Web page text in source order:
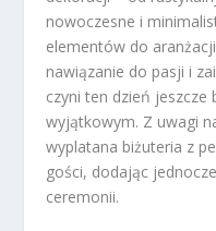
nowoczesne i
elementów do
nawiązanie do pasji i
czyni ten dzień jeszcze
wyjątkowym. Z uwagi
wyplatana biżuteria z
gości, dodając
ceremonii.